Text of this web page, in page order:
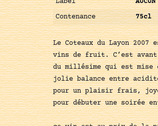
Contenance
75cl
Le Coteaux du Layon
vins de fruit. C’est avant
du millésime qui est mise
jolie balance entre
pour un plaisir frais,
pour débuter une soirée